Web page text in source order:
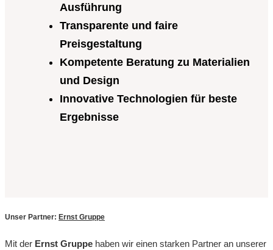
Ausführung
Transparente und faire
Preisgestaltung
Kompetente Beratung zu Materialien
und Design
Innovative Technologien für beste
Ergebnisse
Unser Partner: Ernst Gruppe
Mit der Ernst Gruppe haben wir einen starken Partner an unserer